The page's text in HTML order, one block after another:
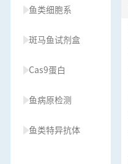
鱼类细胞系
斑马鱼试剂盒
Cas9蛋白
鱼病原检测
鱼类特异抗体